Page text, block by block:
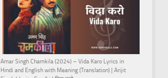
Amar Singh Chamkila (2024) – Vida Karo Lyrics in
Hindi and English with Meaning (Translation) | Arijit